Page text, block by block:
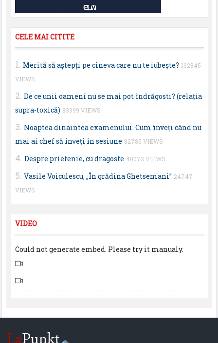
CELE MAI CITITE
Merită să aştepţi pe cineva care nu te iubeşte? 132845
VIEWS
De ce unii oameni nu se mai pot îndrăgosti? (relaţia
supra-toxică) 83399 VIEWS
Noaptea dinaintea examenului. Cum înveţi când nu
mai ai chef să înveţi în sesiune 82785 VIEWS
Despre prietenie, cu dragoste 40072 VIEWS
Vasile Voiculescu, „În grădina Ghetsemani” 24747
VIEWS
VIDEO
Could not generate embed. Please try it manualy.